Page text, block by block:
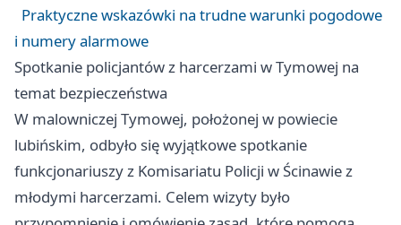
Praktyczne wskazówki na trudne warunki pogodowe
i numery alarmowe
Spotkanie policjantów z harcerzami w Tymowej na
temat bezpieczeństwa
W malowniczej Tymowej, położonej w powiecie
lubińskim, odbyło się wyjątkowe spotkanie
funkcjonariuszy z Komisariatu Policji w Ścinawie z
młodymi harcerzami. Celem wizyty było